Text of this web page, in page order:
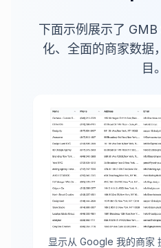
下面示例展示了
化、全面的商家数据
目。
显示从 Google 我的商家